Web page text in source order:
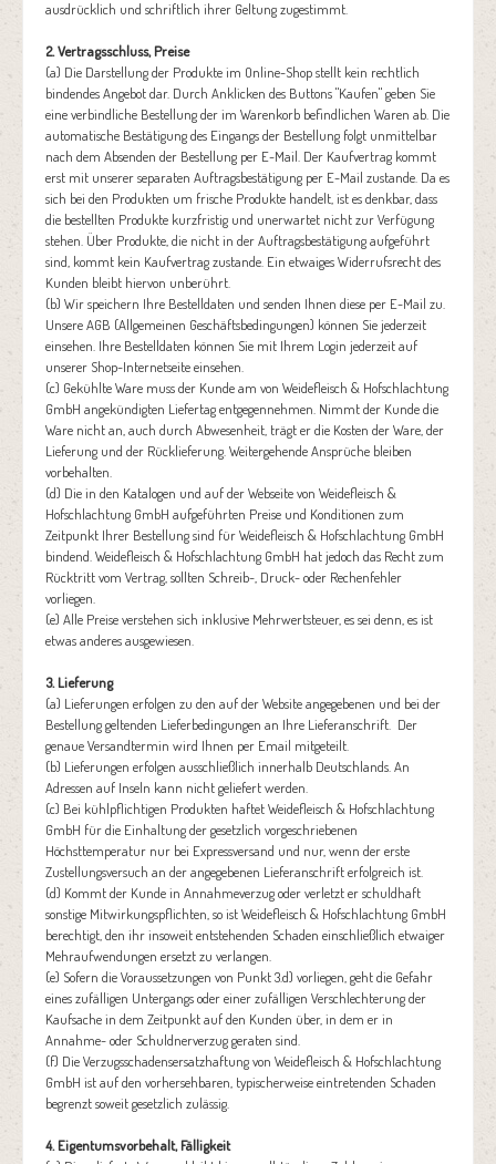
ausdrücklich und schriftlich ihrer Geltung zugestimmt.
2. Vertragsschluss, Preise
(a) Die Darstellung der Produkte im Online-Shop stellt kein rechtlich
bindendes Angebot dar. Durch Anklicken des Buttons "Kaufen" geben Sie
eine verbindliche Bestellung der im Warenkorb befindlichen Waren ab. Die
automatische Bestätigung des Eingangs der Bestellung folgt unmittelbar
nach dem Absenden der Bestellung per E-Mail. Der Kaufvertrag kommt
erst mit unserer separaten Auftragsbestätigung per E-Mail zustande. Da es
sich bei den Produkten um frische Produkte handelt, ist es denkbar, dass
die bestellten Produkte kurzfristig und unerwartet nicht zur Verfügung
stehen. Über Produkte, die nicht in der Auftragsbestätigung aufgeführt
sind, kommt kein Kaufvertrag zustande. Ein etwaiges Widerrufsrecht des
Kunden bleibt hiervon unberührt.
(b) Wir speichern Ihre Bestelldaten und senden Ihnen diese per E-Mail zu.
Unsere AGB (Allgemeinen Geschäftsbedingungen) können Sie jederzeit
einsehen. Ihre Bestelldaten können Sie mit Ihrem Login jederzeit auf
unserer Shop-Internetseite einsehen.
(c) Gekühlte Ware muss der Kunde am von Weidefleisch & Hofschlachtung
GmbH angekündigten Liefertag entgegennehmen. Nimmt der Kunde die
Ware nicht an, auch durch Abwesenheit, trägt er die Kosten der Ware, der
Lieferung und der Rücklieferung. Weitergehende Ansprüche bleiben
vorbehalten.
(d) Die in den Katalogen und auf der Webseite von Weidefleisch &
Hofschlachtung GmbH aufgeführten Preise und Konditionen zum
Zeitpunkt Ihrer Bestellung sind für Weidefleisch & Hofschlachtung GmbH
bindend. Weidefleisch & Hofschlachtung GmbH hat jedoch das Recht zum
Rücktritt vom Vertrag, sollten Schreib-, Druck- oder Rechenfehler
vorliegen.
(e) Alle Preise verstehen sich inklusive Mehrwertsteuer, es sei denn, es ist
etwas anderes ausgewiesen.
3. Lieferung
(a) Lieferungen erfolgen zu den auf der Website angegebenen und bei der
Bestellung geltenden Lieferbedingungen an Ihre Lieferanschrift. Der
genaue Versandtermin wird Ihnen per Email mitgeteilt.
(b) Lieferungen erfolgen ausschließlich innerhalb Deutschlands. An
Adressen auf Inseln kann nicht geliefert werden.
(c) Bei kühlpflichtigen Produkten haftet Weidefleisch & Hofschlachtung
GmbH für die Einhaltung der gesetzlich vorgeschriebenen
Höchsttemperatur nur bei Expressversand und nur, wenn der erste
Zustellungsversuch an der angegebenen Lieferanschrift erfolgreich ist.
(d) Kommt der Kunde in Annahmeverzug oder verletzt er schuldhaft
sonstige Mitwirkungspflichten, so ist Weidefleisch & Hofschlachtung GmbH
berechtigt, den ihr insoweit entstehenden Schaden einschließlich etwaiger
Mehraufwendungen ersetzt zu verlangen.
(e) Sofern die Voraussetzungen von Punkt 3.d) vorliegen, geht die Gefahr
eines zufälligen Untergangs oder einer zufälligen Verschlechterung der
Kaufsache in dem Zeitpunkt auf den Kunden über, in dem er in
Annahme- oder Schuldnerverzug geraten sind.
(f) Die Verzugsschadensersatzhaftung von Weidefleisch & Hofschlachtung
GmbH ist auf den vorhersehbaren, typischerweise eintretenden Schaden
begrenzt soweit gesetzlich zulässig.
4. Eigentumsvorbehalt, Fälligkeit